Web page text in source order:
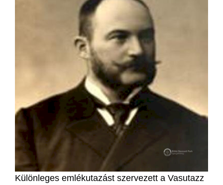
Különleges emlékutazást szervezett a Vasutazz